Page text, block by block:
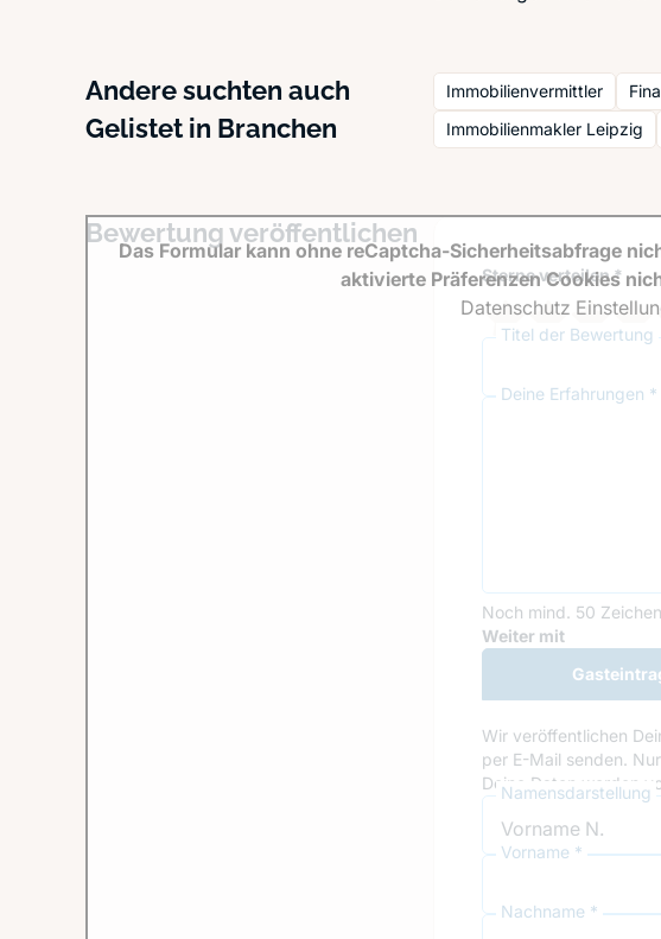
Andere suchten auch Immobilienvermittler
Gelistet in Branchen Immobilienmakler Leipzig
Bewertung veröffentlichen
Sterne verteilen *
Titel der Bewertung
Deine Erfahrungen *
Noch mind. 50
Google Recaptcha
Weiter mit
Wir veröffentlichen
per E-Mail senden.
Deine Daten werden
Namensdarstellung
Vorname *
Nachname *
Das Formular kann ohne reCaptcha-Sicherheitsabfrage
aktivierte Präferenzen Cookies
Datenschutz